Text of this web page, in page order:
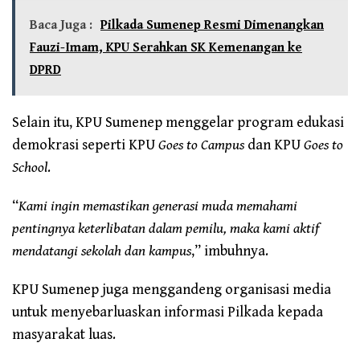
Baca Juga : Pilkada Sumenep Resmi Dimenangkan
Fauzi-Imam, KPU Serahkan SK Kemenangan ke
DPRD
Selain itu, KPU Sumenep menggelar program edukasi
demokrasi seperti KPUGoes to Campusdan KPUGoes to
School.
“Kami ingin memastikan generasi muda memahami
pentingnya keterlibatan dalam pemilu, maka kami aktif
mendatangi sekolah dan kampus,” imbuhnya.
KPU Sumenep juga menggandeng organisasi media
untuk menyebarluaskan informasi Pilkada kepada
masyarakat luas.